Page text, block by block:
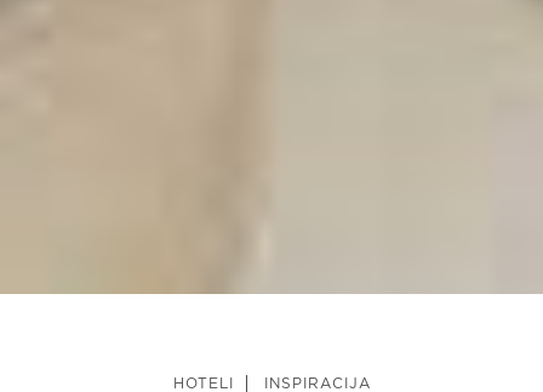
HOTELI INSPIRACIJA